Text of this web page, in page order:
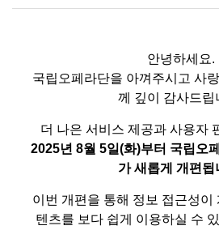
안녕하세요.
국립오페라단을 아껴주시고 사
께 깊이 감사드립
더 나은 서비스 제공과 사용자
2025년 8월 5일(화)부터 국립오
가 새롭게 개편됩
이번 개편을 통해 정보 접근성이
텐츠를 보다 쉽게 이용하실 수